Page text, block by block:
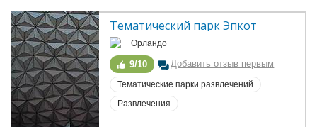
Тематический парк Эпкот
Орландо
9/10 Добавить отзыв первым
Тематические парки развлечений
Развлечения